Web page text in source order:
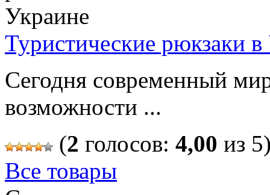
Туристические рюкзаки
Сегодня современный
возможности ...
(2 голосов: 4,00 из
Все товары